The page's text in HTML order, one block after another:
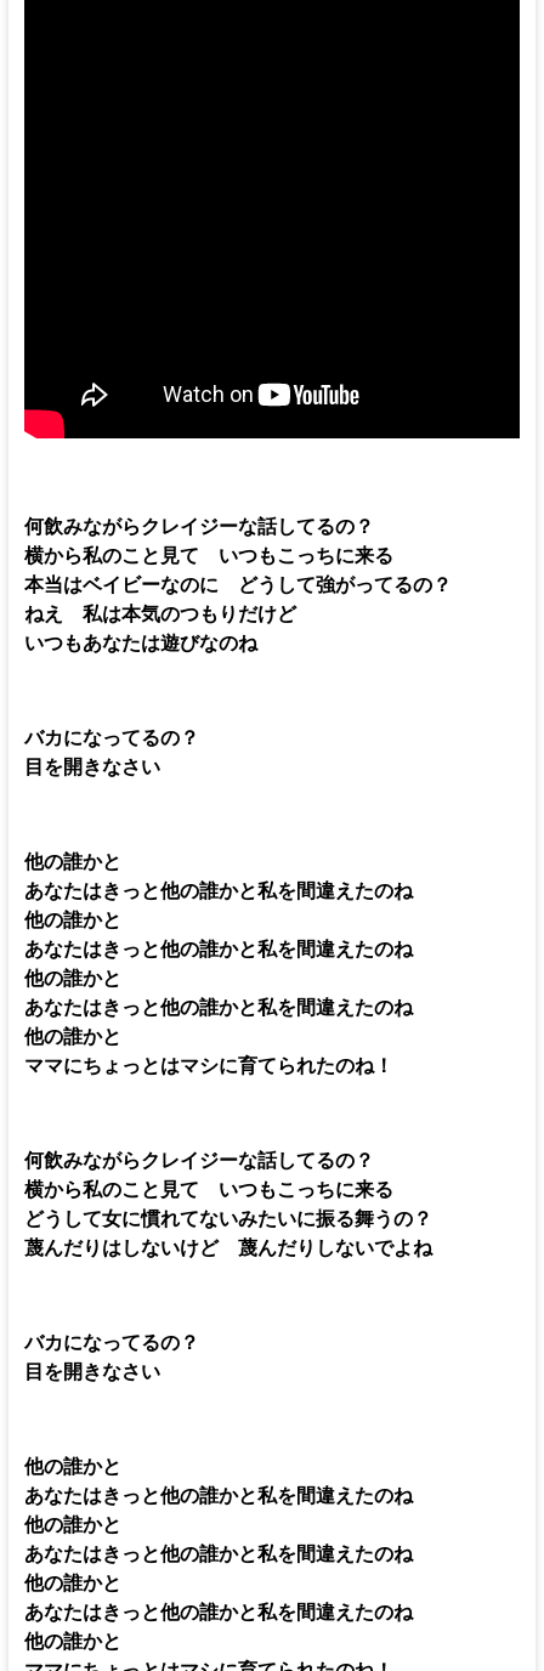
何飲みながらクレイジーな話してるの？
横から私のこと見て いつもこっちに来る
本当はベイビーなのに どうして強がってるの？
ねえ 私は本気のつもりだけど
いつもあなたは遊びなのね
バカになってるの？
目を開きなさい
他の誰かと
あなたはきっと他の誰かと私を間違えたのね
他の誰かと
あなたはきっと他の誰かと私を間違えたのね
他の誰かと
あなたはきっと他の誰かと私を間違えたのね
他の誰かと
ママにちょっとはマシに育てられたのね！
何飲みながらクレイジーな話してるの？
横から私のこと見て いつもこっちに来る
どうして女に慣れてないみたいに振る舞うの？
蔑んだりはしないけど 蔑んだりしないでよね
バカになってるの？
目を開きなさい
他の誰かと
あなたはきっと他の誰かと私を間違えたのね
他の誰かと
あなたはきっと他の誰かと私を間違えたのね
他の誰かと
あなたはきっと他の誰かと私を間違えたのね
他の誰かと